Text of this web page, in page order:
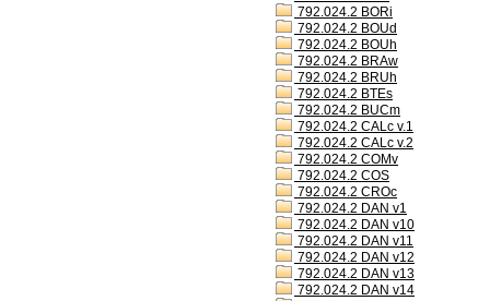
792.024.2 BORi
792.024.2 BOUd
792.024.2 BOUh
792.024.2 BRAw
792.024.2 BRUh
792.024.2 BTEs
792.024.2 BUCm
792.024.2 CALc v.1
792.024.2 CALc v.2
792.024.2 COMv
792.024.2 COS
792.024.2 CROc
792.024.2 DAN v1
792.024.2 DAN v10
792.024.2 DAN v11
792.024.2 DAN v12
792.024.2 DAN v13
792.024.2 DAN v14